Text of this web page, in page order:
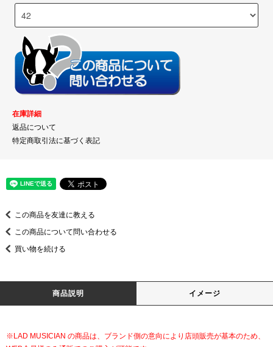
在庫詳細
返品について
特定商取引法に基づく表記
この商品を友達に教える
この商品について問い合わせる
買い物を続ける
商品説明 イメージ
※LAD MUSICIAN の商品は、ブランド側の意向により店頭販売が基本のため、